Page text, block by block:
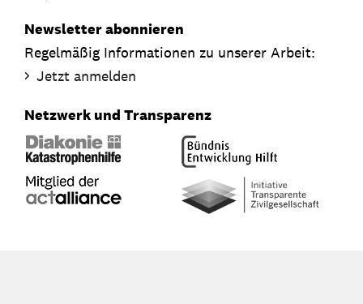
Newsletter abonnieren
Regelmäßig Informationen zu unserer Arbeit:
Jetzt anmelden
Netzwerk und Transparenz